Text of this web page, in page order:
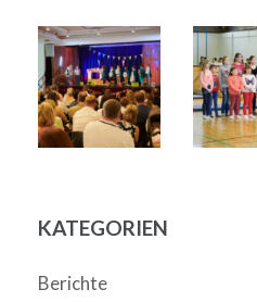
KATEGORIEN
Berichte